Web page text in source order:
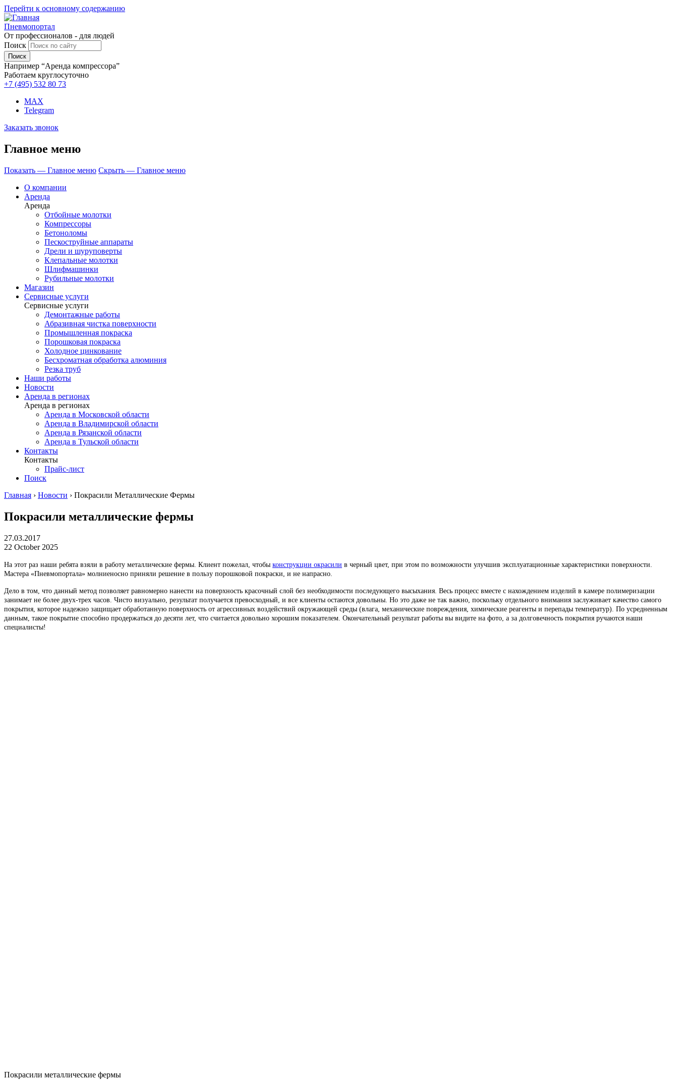
Перейти к основному содержанию
Пневмопортал
От профессионалов - для людей
Поиск
Например “Аренда компрессора”
Работаем круглосуточно
+7 (495) 532 80 73
MAX
Telegram
Заказать звонок
Главное меню
Показать — Главное меню Скрыть — Главное меню
О компании
Аренда
Аренда
Отбойные молотки
Компрессоры
Бетоноломы
Пескоструйные аппараты
Дрели и шуруповерты
Клепальные молотки
Шлифмашинки
Рубильные молотки
Магазин
Сервисные услуги
Сервисные услуги
Демонтажные работы
Абразивная чистка поверхности
Промышленная покраска
Порошковая покраска
Холодное цинкование
Бесхроматная обработка алюминия
Резка труб
Наши работы
Новости
Аренда в регионах
Аренда в регионах
Аренда в Московской области
Аренда в Владимирской области
Аренда в Рязанской области
Аренда в Тульской области
Контакты
Контакты
Прайс-лист
Поиск
Главная › Новости › Покрасили Металлические Фермы
Покрасили металлические фермы
27.03.2017
22 October 2025
На этот раз наши ребята взяли в работу металлические фермы. Клиент пожелал, чтобы конструкции окрасили в черный цвет, при этом по возможности улучшив эксплуатационные характеристики поверхности.
Мастера «Пневмопортала» молниеносно приняли решение в пользу порошковой покраски, и не напрасно.
Дело в том, что данный метод позволяет равномерно нанести на поверхность красочный слой без необходимости последующего высыхания. Весь процесс вместе с нахождением изделий в камере полимеризации
занимает не более двух-трех часов. Чисто визуально, результат получается превосходный, и все клиенты остаются довольны. Но это даже не так важно, поскольку отдельного внимания заслуживает качество самого
покрытия, которое надежно защищает обработанную поверхность от агрессивных воздействий окружающей среды (влага, механические повреждения, химические реагенты и перепады температур). По усредненным
данным, такое покрытие способно продержаться до десяти лет, что считается довольно хорошим показателем. Окончательный результат работы вы видите на фото, а за долговечность покрытия ручаются наши
специалисты!
Покрасили металлические фермы